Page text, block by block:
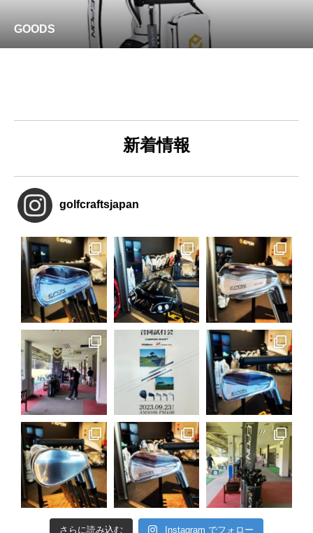
GOODS
新着情報
golfcraftsjapan
さらに読み込む Instagram でフォロー